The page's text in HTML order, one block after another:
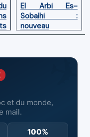
El Arbi Es-
Sobaihi :
nouveau
directeur à la
l’Aéroport
Mohammed V
et du monde,
mail.
100%